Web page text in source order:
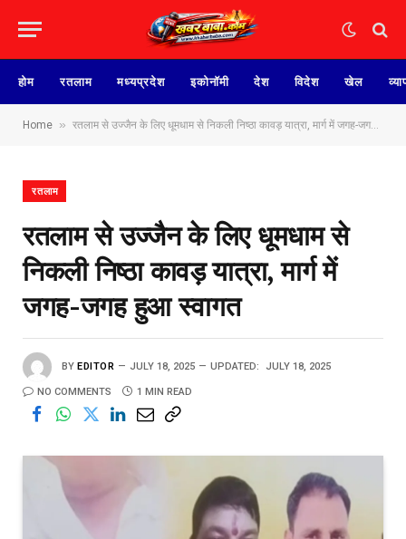
होम रतलाम मध्यप्रदेश इकोनॉमी देश विदेश खेल
Home » रतलाम से उज्जैन के लिए धूमधाम से निकली निष्ठा कावड़ यात्रा, मार्ग में जगह-जगह हुआ स्वागत
रतलाम
रतलाम से उज्जैन के लिए धूमधाम से
निकली निष्ठा कावड़ यात्रा, मार्ग में
जगह-जगह हुआ स्वागत
BY EDITOR JULY 18, 2025 UPDATED: JULY 18, 2025
NO COMMENTS 1 MIN READ